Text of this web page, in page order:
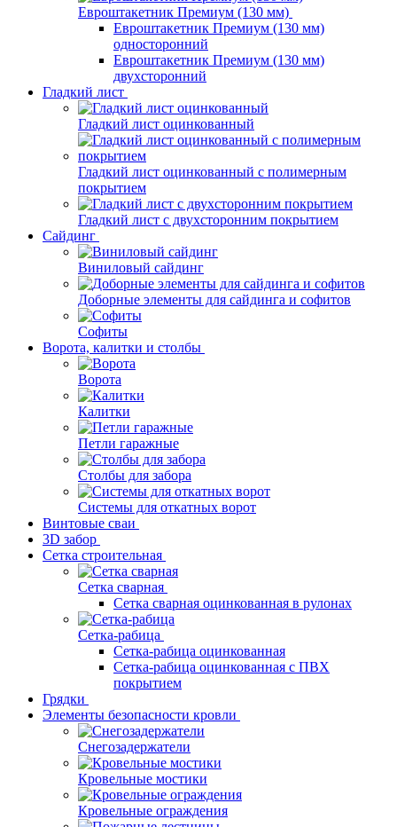
Евроштакетник Премиум (130 мм)
Евроштакетник Премиум (130 мм)
односторонний
Евроштакетник Премиум (130 мм)
двухсторонний
Гладкий лист
Гладкий лист оцинкованный
Гладкий лист оцинкованный с полимерным
покрытием
Гладкий лист с двухсторонним покрытием
Сайдинг
Виниловый сайдинг
Доборные элементы для сайдинга и софитов
Софиты
Ворота, калитки и столбы
Ворота
Калитки
Петли гаражные
Столбы для забора
Системы для откатных ворот
Винтовые сваи
3D забор
Сетка строительная
Сетка сварная
Сетка сварная оцинкованная в рулонах
Сетка-рабица
Сетка-рабица оцинкованная
Сетка-рабица оцинкованная с ПВХ
покрытием
Грядки
Элементы безопасности кровли
Снегозадержатели
Кровельные мостики
Кровельные ограждения